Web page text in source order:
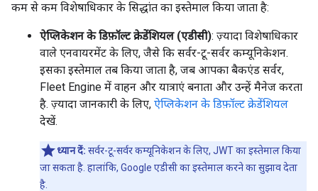
कम से कम विशेषाधिकार के सिद्धांत का इस्तेमाल किया जाता है:
ऐप्लिकेशन के डिफ़ॉल्ट क्रेडेंशियल (एडीसी): ज़्यादा विशेषाधिकार
वाले एनवायरमेंट के लिए, जैसे कि सर्वर-टू-सर्वर कम्यूनिकेशन.
इसका इस्तेमाल तब किया जाता है, जब आपका बैकएंड सर्वर,
Fleet Engine में वाहन और यात्राएं बनाता और उन्हें मैनेज करता
है. ज़्यादा जानकारी के लिए, ऐप्लिकेशन के डिफ़ॉल्ट क्रेडेंशियल
देखें.
ध्यान दें: सर्वर-टू-सर्वर कम्यूनिकेशन के लिए, JWT का इस्तेमाल किया
जा सकता है. हालांकि, Google एडीसी का इस्तेमाल करने का सुझाव देता
है.